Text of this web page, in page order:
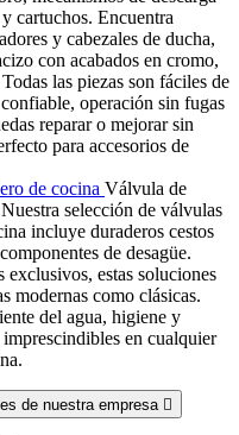
cartuchos. Encuentra
y cabezales de ducha,
con acabados en cromo,
las piezas son fáciles de
operación sin fugas
reparar o mejorar sin
para accesorios de
de cocina Válvula de
selección de válvulas
incluye duraderos cestos
de desagüe.
estas soluciones
modernas como clásicas.
del agua, higiene y
en cualquier
de nuestra empresa 